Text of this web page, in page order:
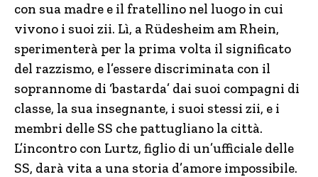
con sua madre e il fratellino nel luogo in cui
vivono i suoi zii. Lì, a Rüdesheim am Rhein,
sperimenterà per la prima volta il significato
del razzismo, e l’essere discriminata con il
soprannome di ‘bastarda’ dai suoi compagni di
classe, la sua insegnante, i suoi stessi zii, e i
membri delle SS che pattugliano la città.
L’incontro con Lurtz, figlio di un’ufficiale delle
SS, darà vita a una storia d’amore impossibile.